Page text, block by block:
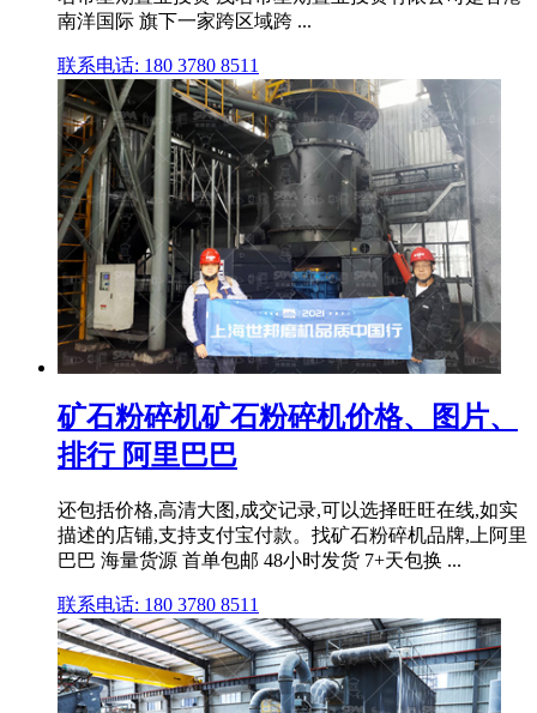
南洋国际 旗下一家跨区域跨 ...
联系电话: 180 3780 8511
矿石粉碎机矿石粉碎机价格、图片、
排行 阿里巴巴
还包括价格,高清大图,成交记录,可以选择旺旺在线,如实
描述的店铺,支持支付宝付款。找矿石粉碎机品牌,上阿里
巴巴 海量货源 首单包邮 48小时发货 7+天包换 ...
联系电话: 180 3780 8511